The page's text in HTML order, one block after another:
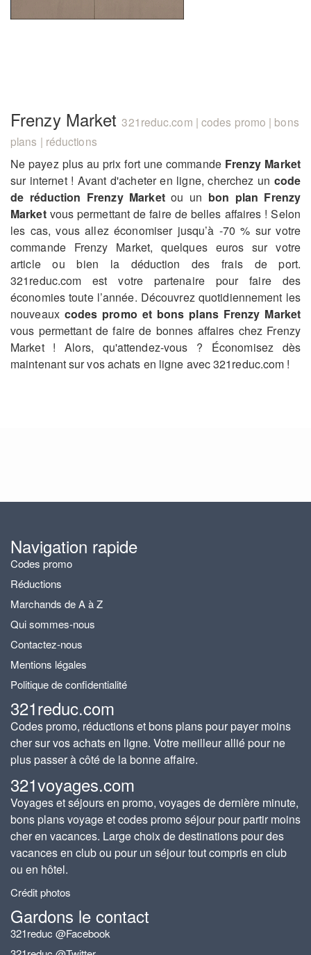
Frenzy Market321reduc.com | codes promo | bons
plans | réductions
Ne payez plus au prix fort une commande Frenzy Market
sur internet ! Avant d'acheter en ligne, cherchez un code
de réduction Frenzy Marketou un bon plan Frenzy
Marketvous permettant de faire de belles affaires ! Selon
les cas, vous allez économiser jusqu’à -70 % sur votre
commande Frenzy Market, quelques euros sur votre
article ou bien la déduction des frais de port.
321reduc.com est votre partenaire pour faire des
économies toute l’année. Découvrez quotidiennement les
nouveaux codes promo et bons plans Frenzy Market
vous permettant de faire de bonnes affaires chez Frenzy
Market ! Alors, qu'attendez-vous ? Économisez dès
maintenant sur vos achats en ligne avec 321reduc.com !
Navigation rapide
Codes promo
Réductions
Marchands de A à Z
Qui sommes-nous
Contactez-nous
Mentions légales
Politique de confidentialité
321reduc.com
Codes promo, réductions et bons plans pour payer moins
cher sur vos achats en ligne. Votre meilleur allié pour ne
plus passer à côté de la bonne affaire.
321voyages.com
Voyages et séjours en promo, voyages de dernière minute,
bons plans voyage et codes promo séjour pour partir moins
cher en vacances. Large choix de destinations pour des
vacances en club ou pour un séjour tout compris en club
ou en hôtel.
Crédit photos
Gardons le contact
321reduc @Facebook